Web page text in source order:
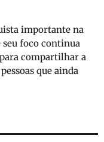
importante na
foco continua
compartilhar a
que ainda